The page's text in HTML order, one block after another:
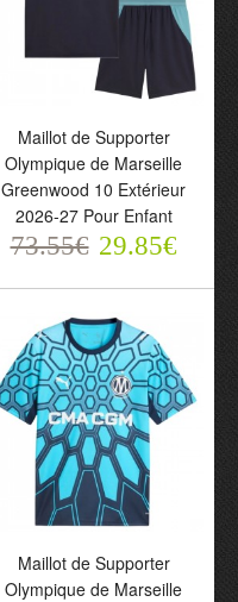
Maillot de Supporter
Olympique de Marseille
Greenwood 10 Extérieur
73.55€
Maillot de Supporter
Olympique de Marseille
Greenwood 10 Extérieur
2026-27 Pour Enfant
73.55€ 29.85€
Maillot de Supporter
Olympique de Marseille